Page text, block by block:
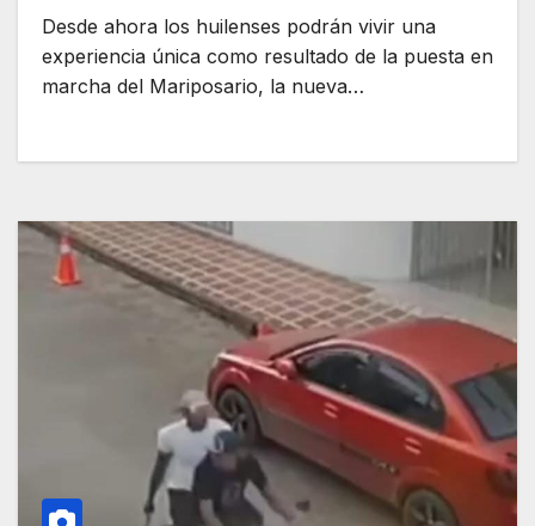
Desde ahora los huilenses podrán vivir una
experiencia única como resultado de la puesta en
marcha del Mariposario, la nueva…